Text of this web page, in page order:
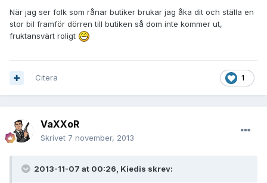
När jag ser folk som rånar butiker brukar jag åka dit och ställa en
stor bil framför dörren till butiken så dom inte kommer ut,
fruktansvärt roligt
1
Citera
VaXXoR
Skrivet 7 november, 2013
2013-11-07 at 00:26, Kiedis skrev: